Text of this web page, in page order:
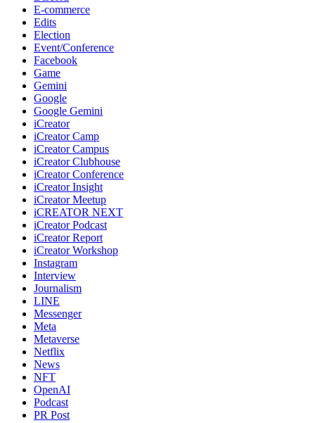
E-commerce
Edits
Election
Event/Conference
Facebook
Game
Gemini
Google
Google Gemini
iCreator
iCreator Camp
iCreator Campus
iCreator Clubhouse
iCreator Conference
iCreator Insight
iCreator Meetup
iCREATOR NEXT
iCreator Podcast
iCreator Report
iCreator Workshop
Instagram
Interview
Journalism
LINE
Messenger
Meta
Metaverse
Netflix
News
NFT
OpenAI
Podcast
PR Post